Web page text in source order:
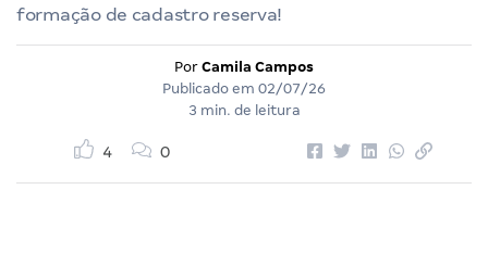
formação de cadastro reserva!
Por Camila Campos
Publicado em 02/07/26
3 min. de leitura
4 0